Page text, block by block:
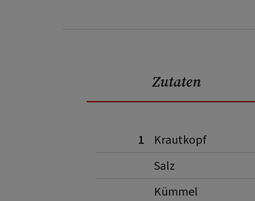
Zutaten
1
Krautkopf
Salz
Kümmel